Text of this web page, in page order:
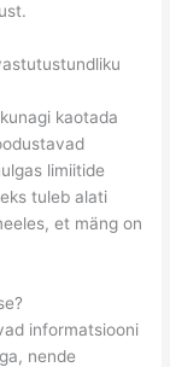
kaotada
limiitide
tuleb alati
et mäng on
informatsiooni
nende